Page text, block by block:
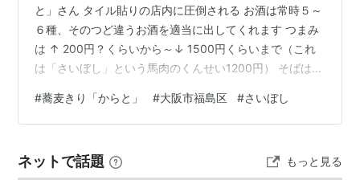
と」さん タイル貼りの店内に圧倒される お酒は常時５～
６種、そのつど違うお酒を適当に出してくれます つまみ
は ↑ 200円？くらいから～↓ 1500円くらいまで（これ
は「さいぼし」という馬肉のくんせい1200円） そばは、
～！美味しかった～！！ ランキング参加中レストラン ラ
ンキング参加中他ブログからの転生組
#蕎麦きり「からと」 #大阪市福島区 #さいぼし
ネットで話題 もっと見る